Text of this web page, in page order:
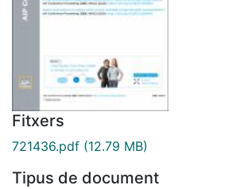
Fitxers
721436.pdf (12.79 MB)
Tipus de document